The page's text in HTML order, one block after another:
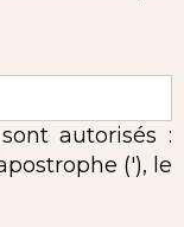
autorisés :
('), le